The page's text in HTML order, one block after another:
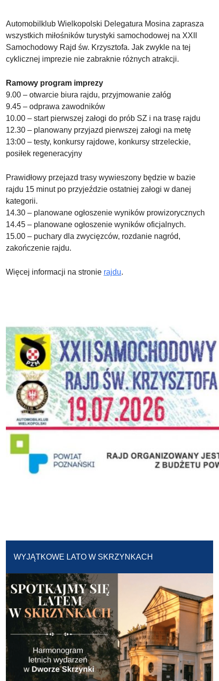
Automobilklub Wielkopolski Delegatura Mosina zaprasza
wszystkich miłośników turystyki samochodowej na XXII
Samochodowy Rajd św. Krzysztofa. Jak zwykle na tej
cyklicznej imprezie nie zabraknie różnych atrakcji.
Ramowy program imprezy
9.00 – otwarcie biura rajdu, przyjmowanie załóg
9.45 – odprawa zawodników
10.00 – start pierwszej załogi do prób SZ i na trasę rajdu
12.30 – planowany przyjazd pierwszej załogi na metę
13:00 – testy, konkursy rajdowe, konkursy strzeleckie,
posiłek regeneracyjny
Prawidłowy przejazd trasy wywieszony będzie w bazie
rajdu 15 minut po przyjeździe ostatniej załogi w danej
kategorii.
14.30 – planowane ogłoszenie wyników prowizorycznych
14.45 – planowane ogłoszenie wyników oficjalnych.
15.00 – puchary dla zwycięzców, rozdanie nagród,
zakończenie rajdu.
Więcej informacji na stronie rajdu.
WYJĄTKOWE LATO W SKRZYNKACH